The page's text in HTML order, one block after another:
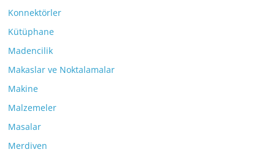
Konnektörler
Kütüphane
Madencilik
Makaslar ve Noktalamalar
Makine
Malzemeler
Masalar
Merdiven